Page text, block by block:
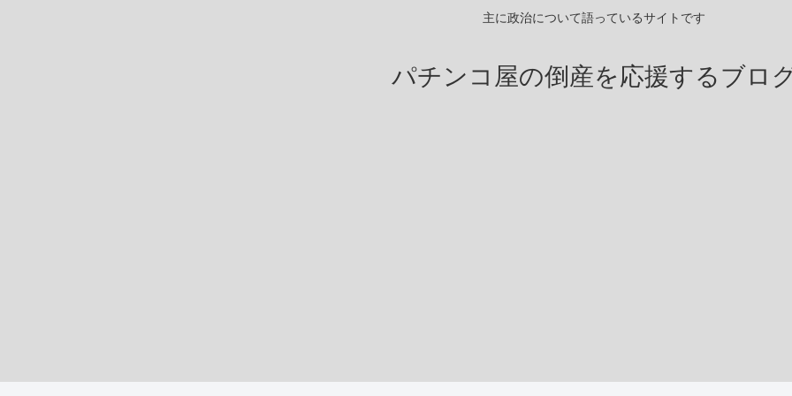
主に政治について語っているサイトです
パチンコ屋の倒産を応援するブロ